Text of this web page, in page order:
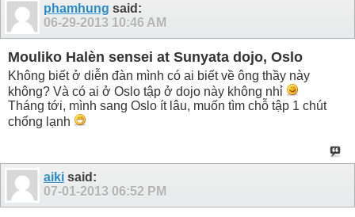
phamhung said:
06-29-2013 10:46 AM
Mouliko Halèn sensei at Sunyata dojo, Oslo
Không biết ở diễn đàn mình có ai biết về ông thầy này
không? Và có ai ở Oslo tập ở dojo này không nhỉ
Tháng tới, mình sang Oslo ít lâu, muốn tìm chỗ tập 1 chút
chống lạnh
aiki said:
07-01-2013 06:52 PM